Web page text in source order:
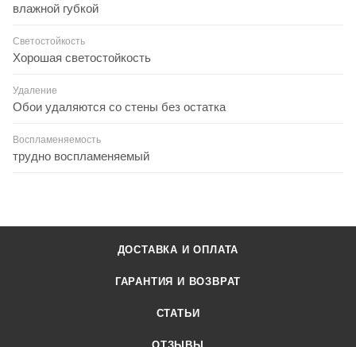
влажной губкой
Светостойкость
Хорошая светостойкость
Удаление
Обои удаляются со стены без остатка
Воспламеняемость
трудно воспламеняемый
ДОСТАВКА И ОПЛАТА
ГАРАНТИЯ И ВОЗВРАТ
СТАТЬИ